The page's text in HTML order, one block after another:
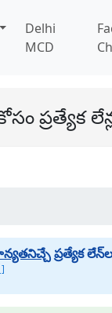
Delhi
MCD
ప్రత్యేక
ప్రత్యేక